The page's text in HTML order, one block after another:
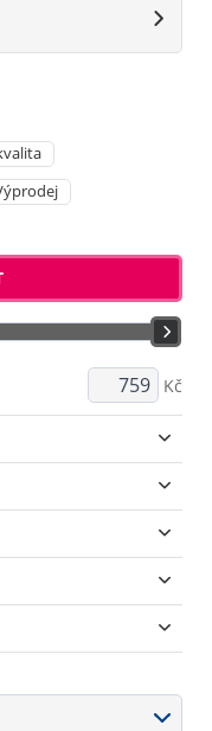
Kč